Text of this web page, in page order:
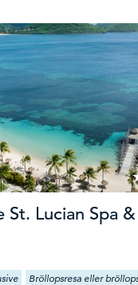
St. Lucian Spa
Bröllopsresa eller